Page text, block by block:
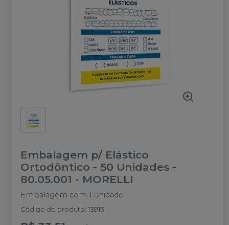
Embalagem p/ Elástico
Ortodôntico - 50 Unidades -
80.05.001 - MORELLI
Embalagem com 1 unidade
Código do produto: 13913